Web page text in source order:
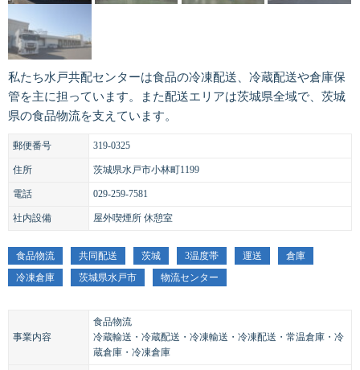
私たち水戸共配センターは食品の冷凍配送、冷蔵配送や倉庫保
管を主に担っています。また配送エリアは茨城県全域で、茨城
県の食品物流を支えています。
郵便番号 319-0325
住所 茨城県水戸市小林町1199
電話 029-259-7581
社内設備 屋外喫煙所 休憩室
食品物流 共同配送 茨城 3温度帯 運送
倉庫
冷凍倉庫
茨城県水戸市 物流センター
事業内容
食品物流
冷蔵輸送・冷蔵配送・冷凍輸送・冷凍配送・常温倉庫・冷
蔵倉庫・冷凍倉庫